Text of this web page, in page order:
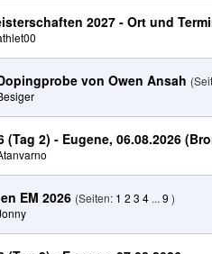
2027 - Ort und
von Owen Ansah
(Tag 2) - Eugene, 06.08.2026
EM 2026 (Seiten: 1 2 3 4 ... 9 )